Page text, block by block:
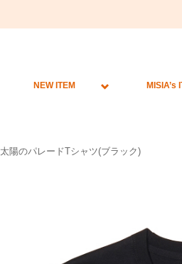
NEW ITEM MISIA’s
太陽のパレードTシャツ(ブラック)